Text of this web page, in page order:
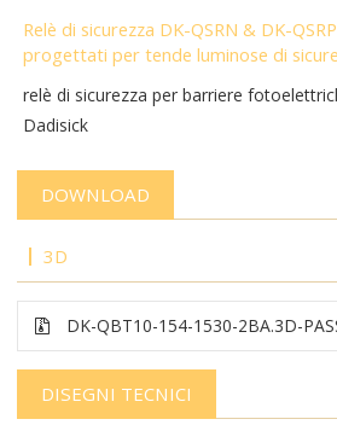
Relè di sicurezza DK-QSRN & DK-
progettati per tende luminose di
relè di sicurezza per barriere
Dadisick
DOWNLOAD
3D
DK-QBT10-154-1530-2BA.3D-
DISEGNI TECNICI